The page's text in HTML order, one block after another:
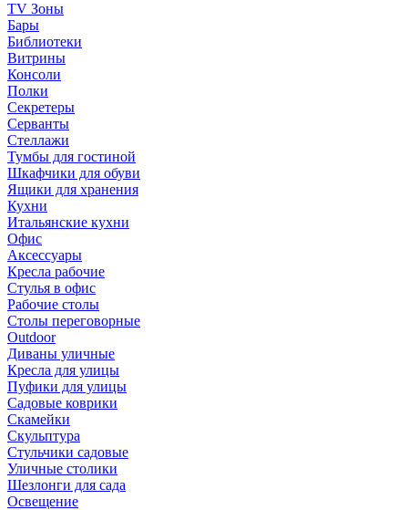
TV Зоны
Бары
Библиотеки
Витрины
Консоли
Полки
Секретеры
Серванты
Стеллажи
Тумбы для гостиной
Шкафчики для обуви
Ящики для хранения
Кухни
Итальянские кухни
Офис
Аксессуары
Кресла рабочие
Стулья в офис
Рабочие столы
Столы переговорные
Outdoor
Диваны уличные
Кресла для улицы
Пуфики для улицы
Садовые коврики
Скамейки
Скульптура
Стульчики садовые
Уличные столики
Шезлонги для сада
Освещение